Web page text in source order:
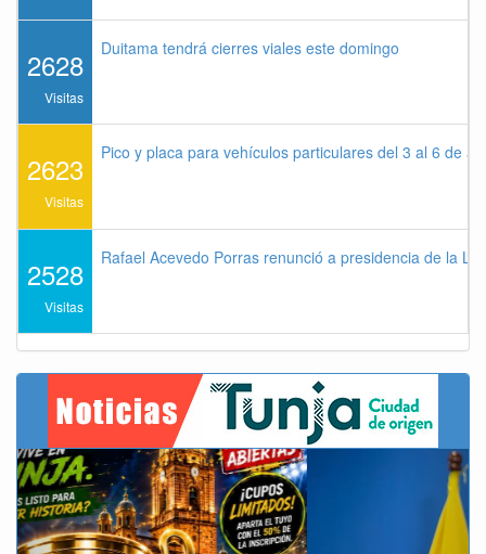
2628
Visitas
Duitama tendrá cierres viales este domingo
2623
Visitas
Pico y placa para vehículos particulares del 3 al 6 de
2528
Visitas
Rafael Acevedo Porras renunció a presidencia de la
Previous Next